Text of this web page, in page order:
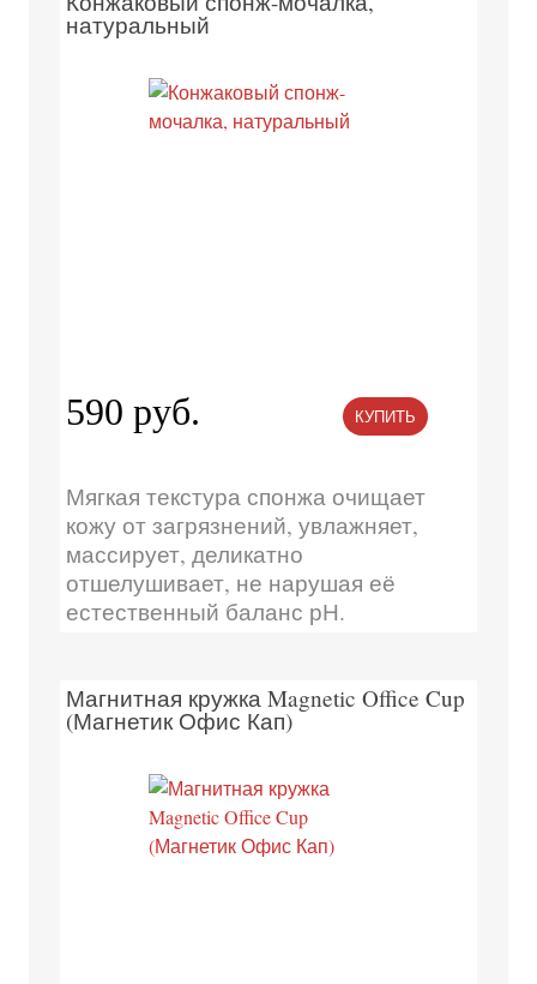
натуральный
590 руб. КУПИТЬ
Мягкая текстура спонжа очищает
кожу от загрязнений, увлажняет,
массирует, деликатно
отшелушивает, не нарушая её
естественный баланс рН.
Магнитная кружка Magnetic Office Cup
(Магнетик Офис Кап)